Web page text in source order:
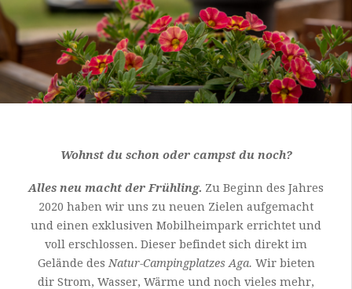
Wohnst du schon oder campst du noch?
Alles neu macht der Frühling. Zu Beginn des Jahres
2020 haben wir uns zu neuen Zielen aufgemacht
und einen exklusiven Mobilheimpark errichtet und
voll erschlossen. Dieser befindet sich direkt im
Gelände des Natur-Campingplatzes Aga. Wir bieten
dir Strom, Wasser, Wärme und noch vieles mehr,